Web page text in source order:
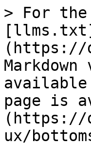
> For the
(https://
available
page is
(https://
ux/